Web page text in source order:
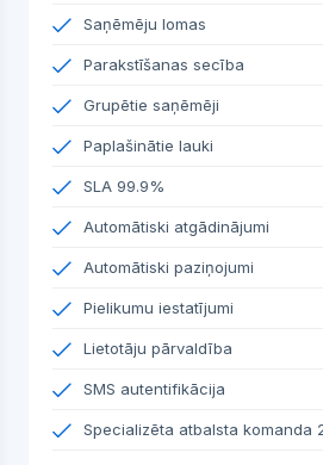
Saņēmēju lomas
Parakstīšanas secība
Grupētie saņēmēji
Paplašinātie lauki
SLA 99.9%
Automātiski atgādinājumi
Automātiski paziņojumi
Pielikumu iestatījumi
Lietotāju pārvaldība
SMS autentifikācija
Specializēta atbalsta komanda